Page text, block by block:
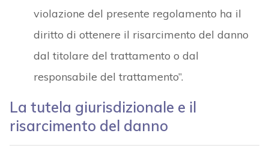
violazione del presente regolamento ha il
diritto di ottenere il risarcimento del danno
dal titolare del trattamento o dal
responsabile del trattamento”.
La tutela giurisdizionale e il
risarcimento del danno